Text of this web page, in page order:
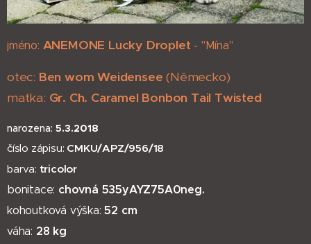
jméno: ANEMONE Lucky Droplet - "Mína"
otec: Ben wom Weidensee (Německo)
matka: Gr. Ch. Caramel Bonbon Tail Twisted
narozena: 5.3.2018
číslo zápisu: CMKU/APZ/956/18
barva: tricolor
bonitace: chovná 535yAYZ75A0neg.
kohoutková výška: 52 cm
váha: 28 kg